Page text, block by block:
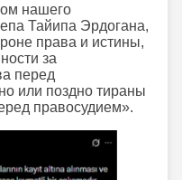
нашего
Тайипа Эрдогана,
права и истины,
за
перед
или поздно тираны
правосудием».